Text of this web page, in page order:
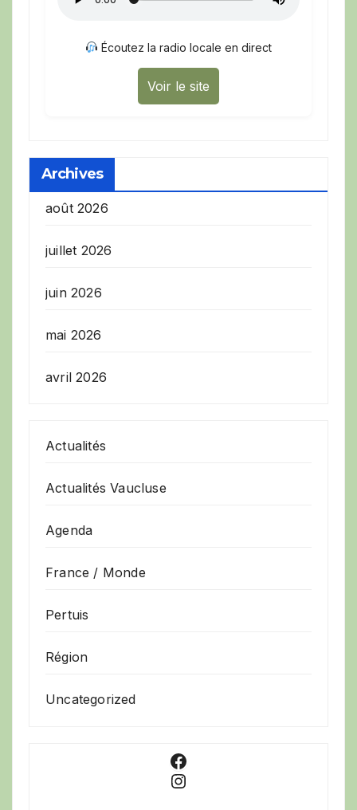
Écoutez la radio locale en direct
Voir le site
Archives
août 2026
juillet 2026
juin 2026
mai 2026
avril 2026
Actualités
Actualités Vaucluse
Agenda
France / Monde
Pertuis
Région
Uncategorized
Facebook
Instagram